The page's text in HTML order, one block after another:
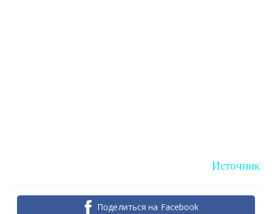
Источник
Поделиться на Facebook